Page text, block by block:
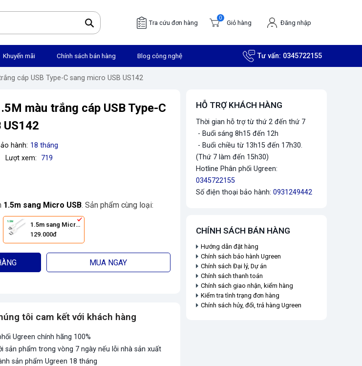
Tra cứu đơn hàng
0
Giỏ hàng Đăng nhập
Khuyến mãi Chính sách bán hàng Blog công nghệ Tư vấn: 0345722155
cáp USB Type-C sang micro USB US142
màu trắng cáp USB Type-C
US142
hành: 18 tháng
Lượt xem: 719
1.5m sang Micro USB. Sản phẩm cùng loại:
1.5m sang Micro USB
129.000đ
MUA NGAY
tôi cam kết với khách hàng
Ugreen chính hãng 100%
sản phẩm trong vòng 7 ngày nếu lỗi nhà sản xuất
sản phẩm Ugreen 18 tháng
HỖ TRỢ KHÁCH HÀNG
Thời gian hỗ trợ từ thứ 2 đến thứ 7
- Buổi sáng 8h15 đến 12h
- Buổi chiều từ 13h15 đến 17h30.
(Thứ 7 làm đến 15h30)
Hotline Phân phối Ugreen:
0345722155
Số điện thoại bảo hành: 0931249442
CHÍNH SÁCH BÁN HÀNG
Hướng dẫn đặt hàng
Chính sách bảo hành Ugreen
Chính sách Đại lý, Dự án
Chính sách thanh toán
Chính sách giao nhận, kiểm hàng
Kiểm tra tình trạng đơn hàng
Chính sách hủy, đổi, trả hàng Ugreen